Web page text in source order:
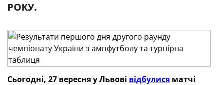
РОКУ.
Сьогодні, 27 вересня у Львові відбулися матчі